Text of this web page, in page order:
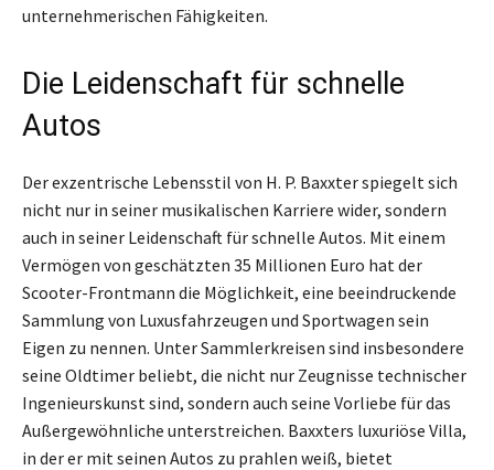
unternehmerischen Fähigkeiten.
Die Leidenschaft für schnelle
Autos
Der exzentrische Lebensstil von H. P. Baxxter spiegelt sich
nicht nur in seiner musikalischen Karriere wider, sondern
auch in seiner Leidenschaft für schnelle Autos. Mit einem
Vermögen von geschätzten 35 Millionen Euro hat der
Scooter-Frontmann die Möglichkeit, eine beeindruckende
Sammlung von Luxusfahrzeugen und Sportwagen sein
Eigen zu nennen. Unter Sammlerkreisen sind insbesondere
seine Oldtimer beliebt, die nicht nur Zeugnisse technischer
Ingenieurskunst sind, sondern auch seine Vorliebe für das
Außergewöhnliche unterstreichen. Baxxters luxuriöse Villa,
in der er mit seinen Autos zu prahlen weiß, bietet